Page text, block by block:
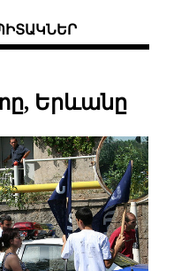
Երևանը